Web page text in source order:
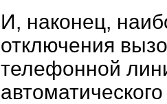
И, наконец,
отключения
телефонной